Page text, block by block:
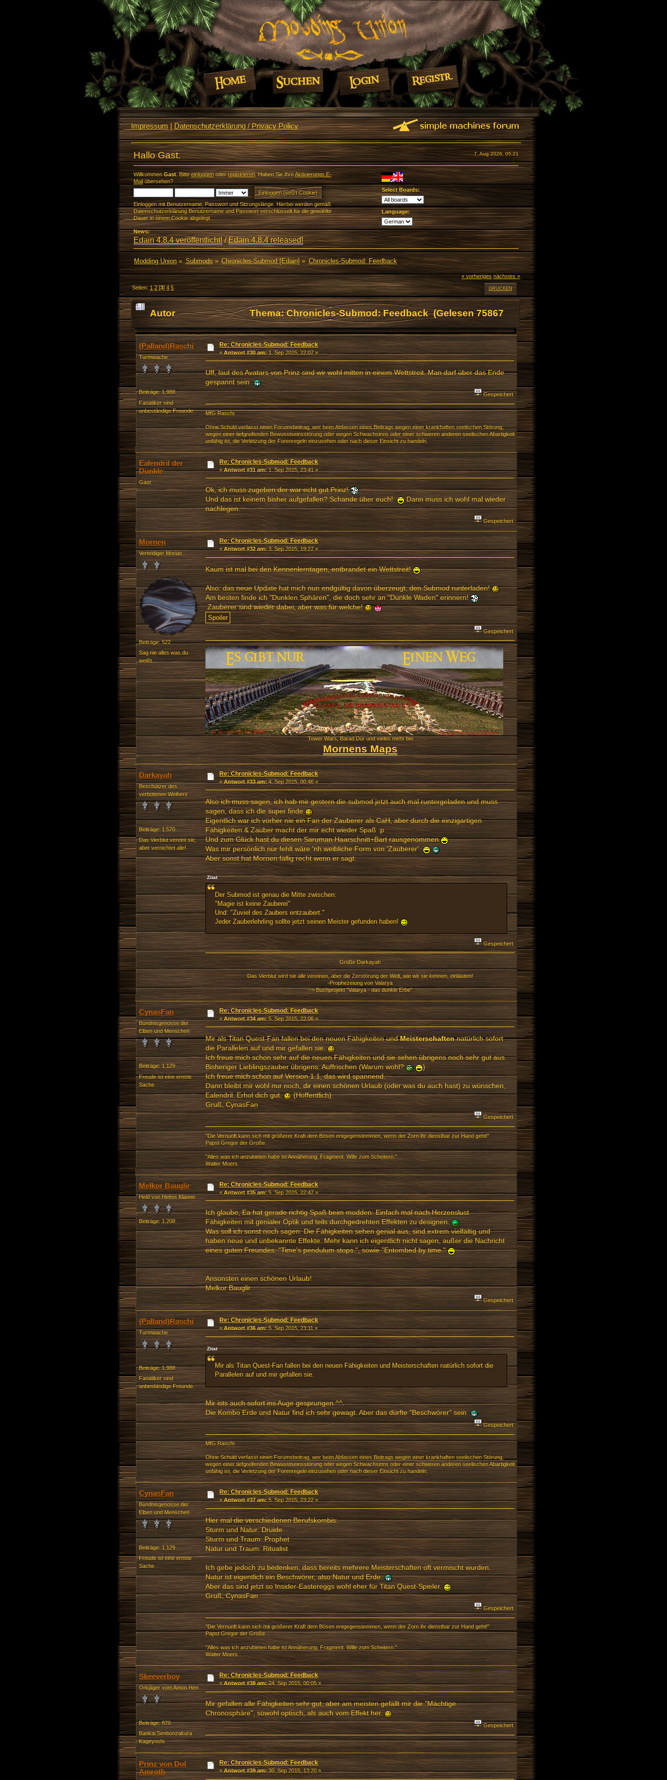
Impressum|Datenschutzerklärung / Privacy Policy
7. Aug 2026, 05:21
Hallo Gast.
Willkommen Gast. Bitte einloggenoderregistrieren. Haben Sie IhreAktivierungs E-
Mailübersehen?
Einloggen mit Benutzername, Passwort und Sitzungslänge. Hierbei werden gemäß
Datenschutzerklärung Benutzername und Passwort verschlüsselt für die gewählte
Dauer in einem Cookie abgelegt.
Select Boards:
Language:
News:
Edain 4.8.4 veröffentlicht!/Edain 4.8.4 released!
Modding Union» Submods» Chronicles-Submod [Edain]» Chronicles-Submod: Feedback
« vorheriges nächstes »
DRUCKEN
Seiten: 1 2[3]4 5
Autor Thema: Chronicles-Submod: Feedback (Gelesen 75867
mal)
(Palland)Raschi
Turmwache
Beiträge: 1.988
Fanatiker sind
unbeständige Freunde.
Re: Chronicles-Submod: Feedback
«Antwort #30 am:1. Sep 2015, 22:07 »
Uff, laut des Avatars von Prinz sind wir wohl mitten in einem Wettstreit. Man darf über das Ende
gespannt sein
Gespeichert
MfG Raschi
Ohne Schuld verfasst einen Forumsbeitrag, wer beim Abfassen eines Beitrags wegen einer krankhaften seelischen Störung,
wegen einer tiefgreifenden Bewusstseinsstörung oder wegen Schwachsinns oder einer schweren anderen seelischen Abartigkeit
unfähig ist, die Verletzung der Forenregeln einzusehen oder nach dieser Einsicht zu handeln.
Ealendril der
Dunkle
Gast
Re: Chronicles-Submod: Feedback
«Antwort #31 am:1. Sep 2015, 23:41 »
Ok, ich muss zugeben der war echt gut Prinz!
Und das ist keinem bisher aufgefallen? Schande über euch!
Dann muss ich wohl mal wieder
nachlegen.
Gespeichert
Mornen
Verteidiger Morias
Beiträge: 522
Sag nie alles was du
weißt...
Re: Chronicles-Submod: Feedback
«Antwort #32 am:3. Sep 2015, 19:27 »
Kaum ist mal bei den Kennenlerntagen, entbrandet ein Wettstreit!
Also: das neue Update hat mich nun endgültig davon überzeugt, den Submod runterladen!
Am besten finde ich "Dunklen Sphären", die doch sehr an "Dunkle Waden" erinnern!
Zauberer sind wieder dabei, aber was für welche!
Gespeichert
Tower Wars, Barad Dúr und vieles mehr bei
Mornens Maps
Darkayah
Beschützer des
verbotenen Weihers
Beiträge: 1.570
Das Vierblut vereint sie,
aber vernichtet alle!
Re: Chronicles-Submod: Feedback
«Antwort #33 am:4. Sep 2015, 00:46 »
Also ich muss sagen, ich hab mir gestern die submod jetzt auch mal runtergeladen und muss
sagen, dass ich die super finde
Eigentlich war ich vorher nie ein Fan der Zauberer als CaH, aber durch die einzigartigen
Fähigkeiten & Zauber macht der mir echt wieder Spaß :p
Und zum Glück hast du diesen Saruman Haarschnitt+Bart rausgenommen
Was mir persönlich nur fehlt wäre 'nh weibliche Form von 'Zauberer'
Aber sonst hat Mornen fällig recht wenn er sagt:
Zitat
Der Submod ist genau die Mitte zwischen:
"Magie ist keine Zauberei"
Und: "Zuviel des Zaubers entzaubert."
Jeder Zauberlehrling sollte jetzt seinen Meister gefunden haben!
Gespeichert
Grüße Darkayah
Das Vierblut wird sie alle vereinen, aber die Zerstörung der Welt, wie wir sie kennen, einläuten!
-Prophezeiung von Valarya
--> Buchprojekt "Valarya - das dunkle Erbe"
CynasFan
Bündnisgenosse der
Elben und Menschen
Beiträge: 1.129
Freude ist eine ernste
Sache
Re: Chronicles-Submod: Feedback
«Antwort #34 am:5. Sep 2015, 22:06 »
Mir als Titan Quest-Fan fallen bei den neuen Fähigkeiten undMeisterschaftennatürlich sofort
die Parallelen auf und mir gefallen sie.
Ich freue mich schon sehr auf die neuen Fähigkeiten und sie sehen übrigens noch sehr gut aus.
Bisheriger Lieblingszauber übrigens: Auffrischen (Warum wohl?
)
Ich freue mich schon auf Version 1.1, das wird spannend.
Dann bleibt mir wohl nur noch, dir einen schönen Urlaub (oder was du auch hast) zu wünschen,
Ealendril. Erhol dich gut.
(Hoffentlich)
Gruß, CynasFan
Gespeichert
"Die Vernunft kann sich mit größerer Kraft dem Bösen entgegenstemmen, wenn der Zorn ihr dienstbar zur Hand geht!"
Papst Gregor der Große
"Alles was ich anzubieten habe ist Annäherung. Fragment. Wille zum Scheitern."
Walter Moers
Melkor Bauglir
Held von Helms Klamm
Beiträge: 1.208
Re: Chronicles-Submod: Feedback
«Antwort #35 am:5. Sep 2015, 22:47 »
Ich glaube, Ea hat gerade richtig Spaß beim modden: Einfach mal nach Herzenslust
Fähigkeiten mit genialer Optik und teils durchgedrehten Effekten zu designen.
Was soll ich sonst noch sagen: Die Fähigkeiten sehen genial aus, sind extrem vielfältig und
haben neue und unbekannte Effekte. Mehr kann ich eigentlich nicht sagen, außer die Nachricht
eines guten Freundes: "Time's pendulum stops.", sowie "Entombed by time."
Ansonsten einen schönen Urlaub!
Melkor Bauglir
Gespeichert
(Palland)Raschi
Turmwache
Beiträge: 1.988
Fanatiker sind
unbeständige Freunde.
Re: Chronicles-Submod: Feedback
«Antwort #36 am:5. Sep 2015, 23:11 »
Zitat
Mir als Titan Quest-Fan fallen bei den neuen Fähigkeiten und Meisterschaften natürlich sofort die
Parallelen auf und mir gefallen sie.
Mir ists auch sofort ins Auge gesprungen ^^.
Die Kombo Erde und Natur find ich sehr gewagt. Aber das dürfte "Beschwörer" sein
Gespeichert
MfG Raschi
Ohne Schuld verfasst einen Forumsbeitrag, wer beim Abfassen eines Beitrags wegen einer krankhaften seelischen Störung,
wegen einer tiefgreifenden Bewusstseinsstörung oder wegen Schwachsinns oder einer schweren anderen seelischen Abartigkeit
unfähig ist, die Verletzung der Forenregeln einzusehen oder nach dieser Einsicht zu handeln.
CynasFan
Bündnisgenosse der
Elben und Menschen
Beiträge: 1.129
Freude ist eine ernste
Sache
Re: Chronicles-Submod: Feedback
«Antwort #37 am:5. Sep 2015, 23:22 »
Hier mal die verschiedenen Berufskombis:
Sturm und Natur: Druide
Sturm und Traum: Prophet
Natur und Traum: Ritualist
Ich gebe jedoch zu bedenken, dass bereits mehrere Meisterschaften oft vermischt wurden.
Natur ist eigentlich ein Beschwörer, also Natur und Erde.
Aber das sind jetzt so Insider-Eastereggs wohl eher für Titan Quest-Spieler.
Gruß, CynasFan
Gespeichert
"Die Vernunft kann sich mit größerer Kraft dem Bösen entgegenstemmen, wenn der Zorn ihr dienstbar zur Hand geht!"
Papst Gregor der Große
"Alles was ich anzubieten habe ist Annäherung. Fragment. Wille zum Scheitern."
Walter Moers
Skeeverboy
Orkjäger vom Amon Hen
Beiträge: 870
Bankai Senbonzakura
Kageyoshi
Re: Chronicles-Submod: Feedback
«Antwort #38 am:24. Sep 2015, 00:05 »
Mir gefallen alle Fähigkeiten sehr gut, aber am meisten gefällt mir die "Mächtige
Chronosphäre", sowohl optisch, als auch vom Effekt her.
Gespeichert
Prinz von Dol
Amroth
Re: Chronicles-Submod: Feedback
«Antwort #39 am:30. Sep 2015, 13:20 »